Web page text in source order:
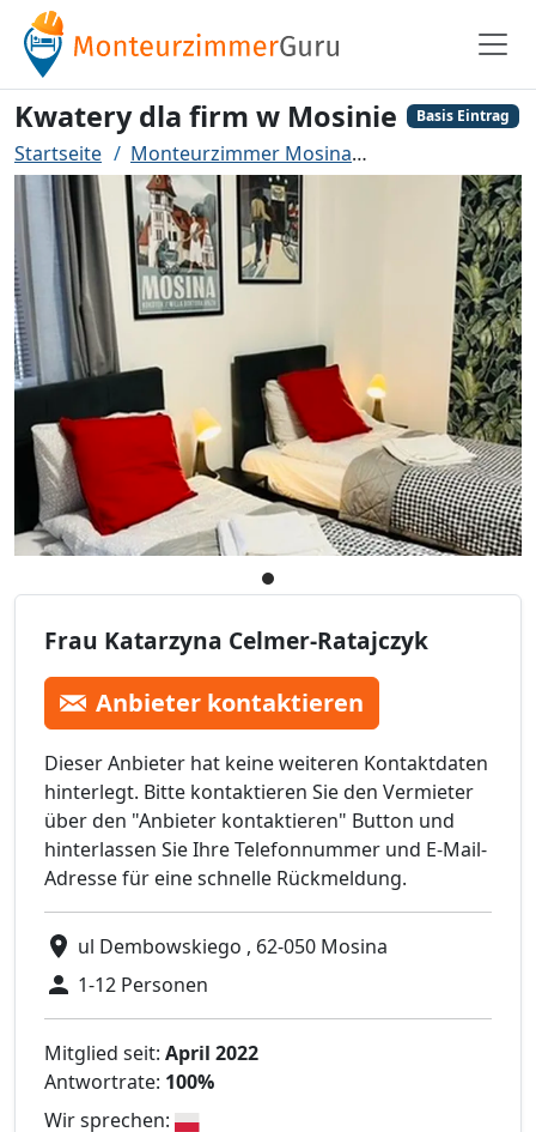
Kwatery dla firm w Mosinie Basis Eintrag
Startseite Monteurzimmer Mosina
Frau Katarzyna Celmer-Ratajczyk
Anbieter kontaktieren
Dieser Anbieter hat keine weiteren Kontaktdaten
hinterlegt. Bitte kontaktieren Sie den Vermieter
über den "Anbieter kontaktieren" Button und
hinterlassen Sie Ihre Telefonnummer und E-Mail-
Adresse für eine schnelle Rückmeldung.
ul Dembowskiego , 62-050 Mosina
1-12 Personen
Mitglied seit: April 2022
Antwortrate: 100%
Wir sprechen: